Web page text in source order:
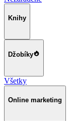
Knihy
Džobíky
Všetky
Online marketing